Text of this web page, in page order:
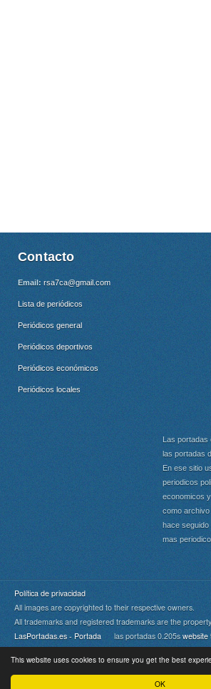
OK
This website uses cookies to ensure you get the best
Contacto
Email: rsa7ca@gmail.com
Lista de periódicos
Periódicos general
Periódicos deportivos
Periódicos económicos
Periódicos locales
Las portadas
las portadas
En ese sitio
periodicos
economicos
como
hace seguido
mas
Política de privacidad
All images are copyrighted to their respective owners.
All trademarks and registered trademarks are the
LasPortadas.es - Portada las portadas 0.205s website